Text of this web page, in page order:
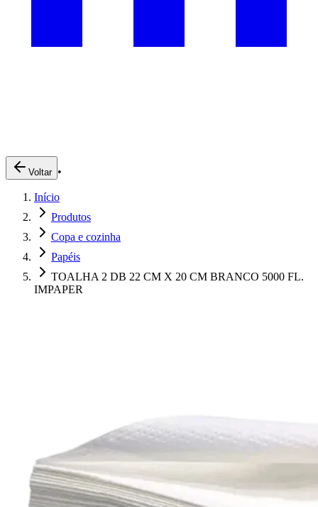
Pedidos Online
Trabalhe Conosco
Voltar •
Início
Produtos
Copa e cozinha
Papéis
TOALHA 2 DB 22 CM X 20 CM BRANCO 5000 FL.
IMPAPER